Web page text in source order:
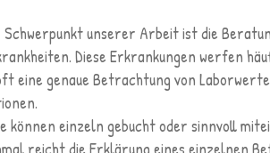
unserer Arbeit ist die
Diese Erkrankungen werfen
eine genaue Betrachtung von
können einzeln gebucht oder sinnvoll